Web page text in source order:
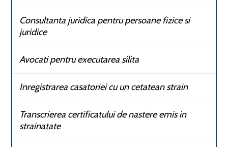
Consultanta juridica pentru persoane fizice si
juridice
Avocati pentru executarea silita
Inregistrarea casatoriei cu un cetatean strain
Transcrierea certificatului de nastere emis in
strainatate